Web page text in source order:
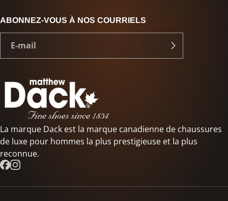
ABONNEZ-VOUS À NOS COURRIELS
La marque Dack est la marque canadienne de chaussures
de luxe pour hommes la plus prestigieuse et la plus
reconnue.